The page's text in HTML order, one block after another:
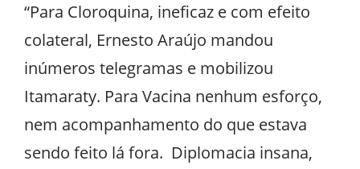
“Para Cloroquina, ineficaz e com efeito
colateral, Ernesto Araújo mandou
inúmeros telegramas e mobilizou
Itamaraty. Para Vacina nenhum esforço,
nem acompanhamento do que estava
sendo feito lá fora. Diplomacia insana,